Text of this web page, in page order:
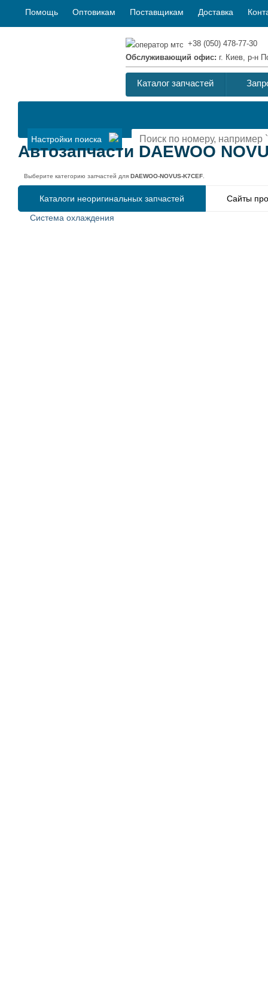
Помощь Оптовикам Поставщикам Доставка
+38 (050) 478-77-30
Обслуживающий офис: г. Киев, р-н
Каталог запчастей
Настройки поиска
Автозапчасти DAEWOO
Выберите категорию запчастей для DAEWOO-NOVUS-K7CEF
Каталоги неоригинальных запчастей
Сайты
Система охлаждения